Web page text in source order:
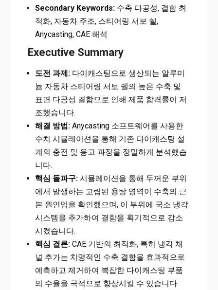
Secondary Keywords:수축 다공성, 결함 최
적화, 자동차 주조, 스티어링 서보 쉘,
Anycasting, CAE 해석
Executive Summary
도전 과제:다이캐스팅으로 생산되는 알루미
늄 자동차 스티어링 서보 쉘의 높은 수축 및
표면 다공성 결함으로 인해 제품 합격률이 저
조했습니다.
해결 방법:Anycasting 소프트웨어를 사용한
수치 시뮬레이션을 통해 기존 다이캐스팅 설
계의 충전 및 응고 과정을 정밀하게 분석했습
니다.
핵심 돌파구:시뮬레이션을 통해 두꺼운 부위
에서 발생하는 고립된 용탕 영역이 수축의 근
본 원인임을 확인했으며, 이 부위에 국소 냉각
시스템을 추가하여 결함을 획기적으로 감소
시켰습니다.
핵심 결론:CAE 기반의 최적화, 특히 냉각 채
널 추가는 치명적인 수축 결함을 효과적으로
예측하고 제거하여 복잡한 다이캐스팅 부품
의 수율을 극적으로 향상시킬 수 있습니다.